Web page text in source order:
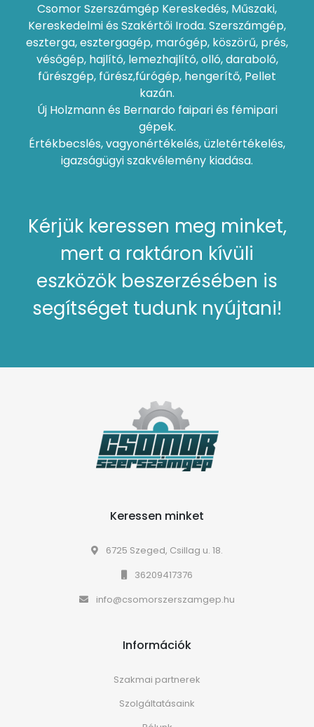
Csomor Szerszámgép Kereskedés, Műszaki,
Kereskedelmi és Szakértői Iroda. Szerszámgép,
eszterga, esztergagép, marógép, köszörű, prés,
vésőgép, hajlító, lemezhajlító, olló, daraboló,
fűrészgép, fűrész,fúrógép, hengerítő, Pellet
kazán.
Új Holzmann és Bernardo faipari és fémipari
gépek.
Értékbecslés, vagyonértékelés, üzletértékelés,
igazságügyi szakvélemény kiadása.
Kérjük keressen meg minket,
mert a raktáron kívüli
eszközök beszerzésében is
segítséget tudunk nyújtani!
Keressen minket
6725 Szeged, Csillag u. 18.
36209417376
info@csomorszerszamgep.hu
Információk
Szakmai partnerek
Szolgáltatásaink